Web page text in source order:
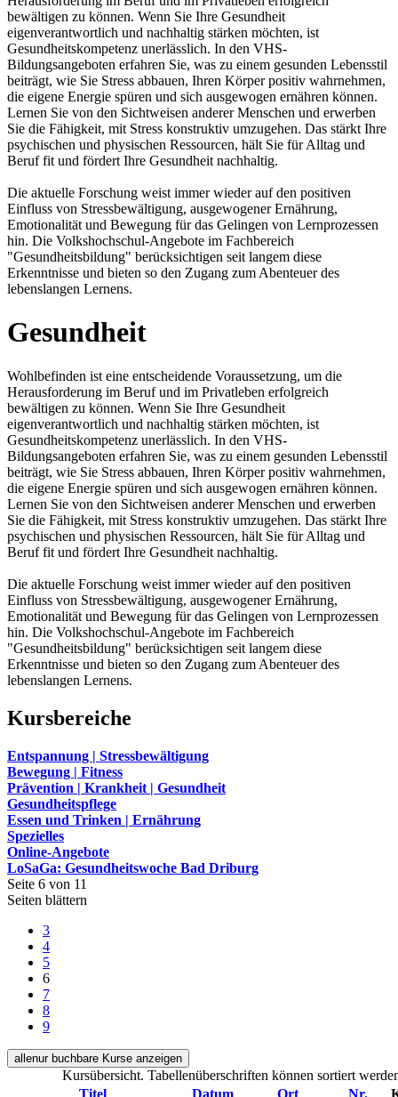
bewältigen zu können. Wenn Sie Ihre Gesundheit
eigenverantwortlich und nachhaltig stärken möchten, ist
Gesundheitskompetenz unerlässlich. In den VHS-
Bildungsangeboten erfahren Sie, was zu einem gesunden Lebensstil
beiträgt, wie Sie Stress abbauen, Ihren Körper positiv wahrnehmen,
die eigene Energie spüren und sich ausgewogen ernähren können.
Lernen Sie von den Sichtweisen anderer Menschen und erwerben
Sie die Fähigkeit, mit Stress konstruktiv umzugehen. Das stärkt Ihre
psychischen und physischen Ressourcen, hält Sie für Alltag und
Beruf fit und fördert Ihre Gesundheit nachhaltig.
Die aktuelle Forschung weist immer wieder auf den positiven
Einfluss von Stressbewältigung, ausgewogener Ernährung,
Emotionalität und Bewegung für das Gelingen von Lernprozessen
hin. Die Volkshochschul-Angebote im Fachbereich
"Gesundheitsbildung" berücksichtigen seit langem diese
Erkenntnisse und bieten so den Zugang zum Abenteuer des
lebenslangen Lernens.
Gesundheit
Wohlbefinden ist eine entscheidende Voraussetzung, um die
Herausforderung im Beruf und im Privatleben erfolgreich
bewältigen zu können. Wenn Sie Ihre Gesundheit
eigenverantwortlich und nachhaltig stärken möchten, ist
Gesundheitskompetenz unerlässlich. In den VHS-
Bildungsangeboten erfahren Sie, was zu einem gesunden Lebensstil
beiträgt, wie Sie Stress abbauen, Ihren Körper positiv wahrnehmen,
die eigene Energie spüren und sich ausgewogen ernähren können.
Lernen Sie von den Sichtweisen anderer Menschen und erwerben
Sie die Fähigkeit, mit Stress konstruktiv umzugehen. Das stärkt Ihre
psychischen und physischen Ressourcen, hält Sie für Alltag und
Beruf fit und fördert Ihre Gesundheit nachhaltig.
Die aktuelle Forschung weist immer wieder auf den positiven
Einfluss von Stressbewältigung, ausgewogener Ernährung,
Emotionalität und Bewegung für das Gelingen von Lernprozessen
hin. Die Volkshochschul-Angebote im Fachbereich
"Gesundheitsbildung" berücksichtigen seit langem diese
Erkenntnisse und bieten so den Zugang zum Abenteuer des
lebenslangen Lernens.
Kursbereiche
Entspannung | Stressbewältigung
Bewegung | Fitness
Prävention | Krankheit | Gesundheit
Gesundheitspflege
Essen und Trinken | Ernährung
Spezielles
Online-Angebote
LoSaGa: Gesundheitswoche Bad Driburg
Seite 6 von 11
Seiten blättern
3
4
5
6
7
8
9
allenur buchbare Kurse anzeigen
Kursübersicht. Tabellenüberschriften können sortiert
Titel
Datum Ort Nr.